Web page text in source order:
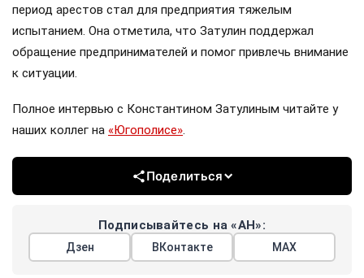
период арестов стал для предприятия тяжелым
испытанием. Она отметила, что Затулин поддержал
обращение предпринимателей и помог привлечь внимание
к ситуации.
Полное интервью с Константином Затулиным читайте у
наших коллег на «Югополисе».
Поделиться
Подписывайтесь на «АН»:
Дзен ВКонтакте МАХ